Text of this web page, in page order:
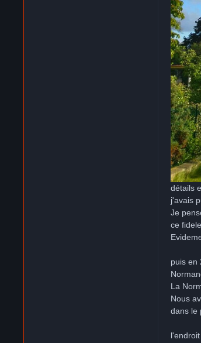
détails
j'avais
Je
ce
puis en
La
Nous
dans le